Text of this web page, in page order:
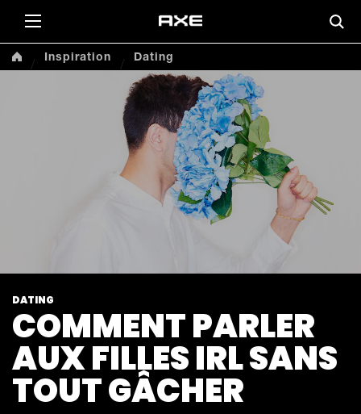
Inspiration Dating
DATING
COMMENT PARLER
AUX FILLES IRL SANS
TOUT GÂCHER